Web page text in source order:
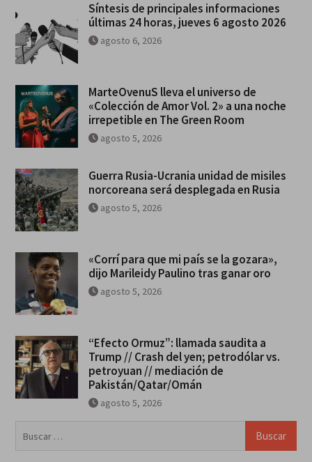
Síntesis de principales informaciones
últimas 24 horas, jueves 6 agosto 2026
agosto 6, 2026
MarteOvenuS lleva el universo de
«Colección de Amor Vol. 2» a una noche
irrepetible en The Green Room
agosto 5, 2026
Guerra Rusia-Ucrania unidad de misiles
norcoreana será desplegada en Rusia
agosto 5, 2026
«Corrí para que mi país se la gozara»,
dijo Marileidy Paulino tras ganar oro
agosto 5, 2026
“Efecto Ormuz”: llamada saudita a
Trump // Crash del yen; petrodólar vs.
petroyuan // mediación de
Pakistán/Qatar/Omán
agosto 5, 2026